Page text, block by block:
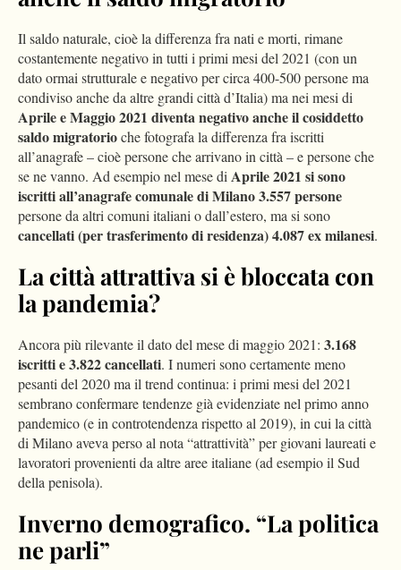
Il saldo naturale, cioè la differenza fra nati e morti, rimane
costantemente negativo in tutti i primi mesi del 2021 (con un
dato ormai strutturale e negativo per circa 400-500 persone ma
condiviso anche da altre grandi città d’Italia) ma nei mesi di
Aprile e Maggio 2021 diventa negativo anche il cosiddetto
saldo migratorioche fotografa la differenza fra iscritti
all’anagrafe – cioè persone che arrivano in città – e persone che
se ne vanno. Ad esempio nel mese diAprile 2021 si sono
iscritti all’anagrafe comunale di Milano 3.557 persone
persone da altri comuni italiani o dall’estero, ma si sono
cancellati (per trasferimento di residenza) 4.087 ex milanesi.
La città attrattiva si è bloccata con
la pandemia?
Ancora più rilevante il dato del mese di maggio 2021: 3.168
iscritti e 3.822 cancellati. I numeri sono certamente meno
pesanti del 2020 ma il trend continua: i primi mesi del 2021
sembrano confermare tendenze già evidenziate nel primo anno
pandemico (e in controtendenza rispetto al 2019), in cui la città
di Milano aveva perso al nota “attrattività” per giovani laureati e
lavoratori provenienti da altre aree italiane (ad esempio il Sud
della penisola).
Inverno demografico. “La politica
ne parli”